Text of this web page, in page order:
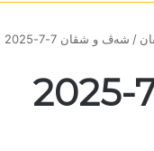
/ شەڤ و شڤان 7-7-2025